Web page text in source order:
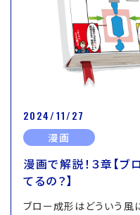
2024/11/27
漫画
漫画で解説！３章【
てるの？】
ブロー成形はどういう風